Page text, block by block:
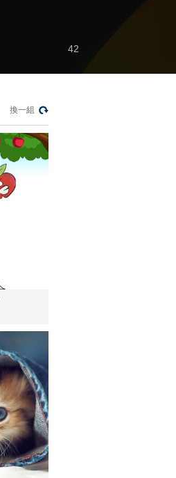
今日亞洲
間亂象
法治在線
“AI雙星”上空有何新本
領？
中計
健康之路
“沉睡”4年保單的時效
之爭
今日説法
自然秘境 荒漠翠影蘊
42
換一組